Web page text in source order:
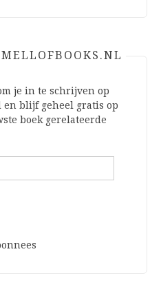
je in te schrijven op
en blijf geheel gratis op
boek gerelateerde